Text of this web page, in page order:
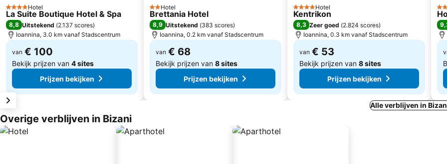
4 SterrenHotel
La Suite Boutique Hotel & Spa
8,8 Uitstekend (2.137 scores)
Ioannina, 3.0 km vanaf Stadscentrum
van € 100
Bekijk prijzen van 4 sites
Prijzen bekijken
2 Sterren
Hotel
Brettania Hotel
8,9 Uitstekend (383 scores)
Ioannina, 0.2 km vanaf Stadscentrum
van € 68
Bekijk prijzen van 8 sites
Prijzen bekijken
4 SterrenHotel
Kentrikon
8,3 Zeer goed (2.824 scores)
Ioannina, 0.3 km vanaf Stadscentrum
van € 53
Bekijk prijzen van 8 sites
Prijzen bekijken
5
Alle verblijven in
Overige verblijven in Bizani